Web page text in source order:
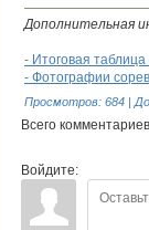
Дополнительная
- Итоговая
- Фотографии
Просмотров: 684 |
Всего комментариев
Войдите: